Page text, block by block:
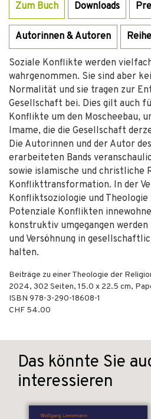
Zum Buch Downloads
Autorinnen & Autoren Reihe
Soziale Konflikte werden
wahrgenommen. Sie sind aber
Normalität und sie tragen zur
Gesellschaft bei. Dies gilt auch
Konflikte um den Moscheebau,
Imame, die die Gesellschaft
Die Autorinnen und der Autor
erarbeiteten Bands
sowie islamische und christliche
Konflikttransformation. In der
Konfliktsoziologie und Theologie
Potenziale Konflikten
konstruktiv umgegangen
und Versöhnung in
halten.
Beiträge zu einer Theologie der
2024, 302 Seiten, 15.0 x 22.5 cm,
ISBN 978-3-290-18608-1
CHF 54.00
Das könnte Sie
interessieren